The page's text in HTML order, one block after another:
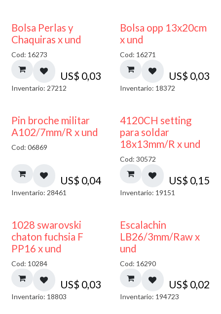
Bolsa Perlas y
Chaquiras x und
Cod: 16273
US$ 0,03
Inventario: 27212
Bolsa opp 13x20cm
x und
Cod: 16271
US$ 0,03
Inventario: 18372
Pin broche militar
A102/7mm/R x und
Cod: 06869
US$ 0,04
Inventario: 28461
4120CH setting
para soldar
18x13mm/R x und
Cod: 30572
US$ 0,15
Inventario: 19151
1028 swarovski
chaton fuchsia F
PP16 x und
Cod: 10284
US$ 0,03
Inventario: 18803
Escalachin
LB26/3mm/Raw x
und
Cod: 16290
US$ 0,02
Inventario: 194723